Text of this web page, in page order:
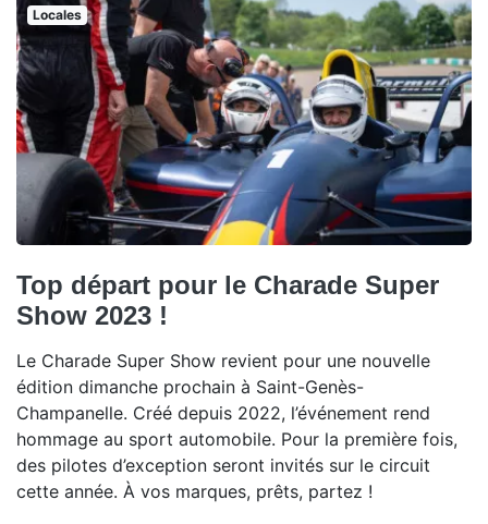
Locales
Top départ pour le Charade Super
Show 2023 !
Le Charade Super Show revient pour une nouvelle
édition dimanche prochain à Saint-Genès-
Champanelle. Créé depuis 2022, l’événement rend
hommage au sport automobile. Pour la première fois,
des pilotes d’exception seront invités sur le circuit
cette année. À vos marques, prêts, partez !